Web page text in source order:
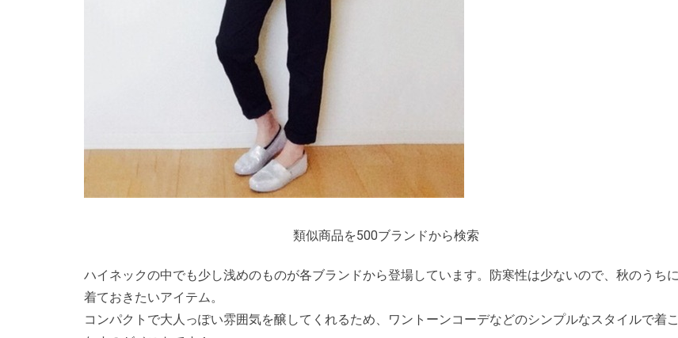
類似商品を500ブランドから検索
ハイネックの中でも少し浅めのものが各ブランドから登場しています。防寒性は少ないので、秋のうちに
着ておきたいアイテム。
コンパクトで大人っぽい雰囲気を醸してくれるため、ワントーンコーデなどのシンプルなスタイルで着こ